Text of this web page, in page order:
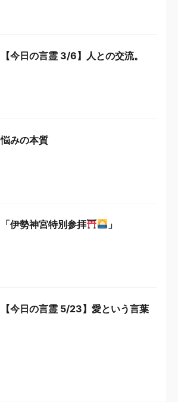
【今日の言霊 3/6】人との交流。
悩みの本質
「伊勢神宮特別参拝 」
【今日の言霊 5/23】愛という言葉